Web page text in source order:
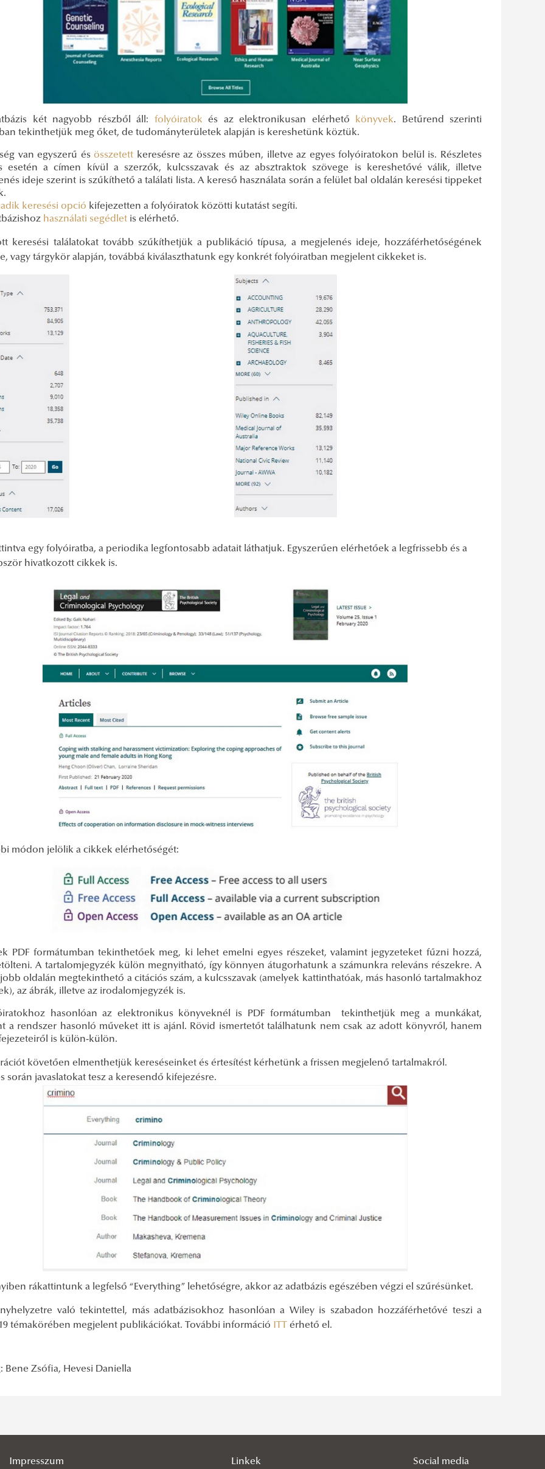
két nagyobb részből áll: folyóiratok és az elektronikusan elérhető könyvek. Betűrend szerinti
tekinthetjük meg őket, de tudományterületek alapján is kereshetünk köztük.
van egyszerű ésösszetett keresésre az összes műben, illetve az egyes folyóiratokon belül is. Részletes
esetén a címen kívül a szerzők, kulcsszavak és az absztraktok szövege is kereshetővé válik, illetve
ideje szerint is szűkíthető a találati lista. A kereső használata során a felület bal oldalán keresési tippeket
keresési opció kifejezetten a folyóiratok közötti kutatást segíti.
használati segédlet is elérhető.
keresési találatokat tovább szűkíthetjük a publikáció típusa, a megjelenés ideje, hozzáférhetőségének
vagy tárgykör alapján, továbbá kiválaszthatunk egy konkrét folyóiratban megjelent cikkeket is.
egy folyóiratba, a periodika legfontosabb adatait láthatjuk. Egyszerűen elérhetőek a legfrissebb és a
hivatkozott cikkek is.
módon jelölik a cikkek elérhetőségét:
PDF formátumban tekinthetőek meg, ki lehet emelni egyes részeket, valamint jegyzeteket fűzni hozzá,
A tartalomjegyzék külön megnyitható, így könnyen átugorhatunk a számunkra releváns részekre. A
oldalán megtekinthető a citációs szám, a kulcsszavak (amelyek kattinthatóak, más hasonló tartalmakhoz
az ábrák, illetve az irodalomjegyzék is.
hasonlóan az elektronikus könyveknél is PDF formátumban tekinthetjük meg a munkákat,
a rendszer hasonló műveket itt is ajánl. Rövid ismertetőt találhatunk nem csak az adott könyvről, hanem
is külön-külön.
követően elmenthetjük kereséseinket és értesítést kérhetünk a frissen megjelenő tartalmakról.
során javaslatokat tesz a keresendő kifejezésre.
rákattintunk a legfelső “Everything” lehetőségre, akkor az adatbázis egészében végzi el szűrésünket.
való tekintettel, más adatbázisokhoz hasonlóan a Wiley is szabadon hozzáférhetővé teszi a
témakörében megjelent publikációkat. További információ ITT érhető el.
Bene Zsófia, Hevesi Daniella
Impresszum Linkek Social media